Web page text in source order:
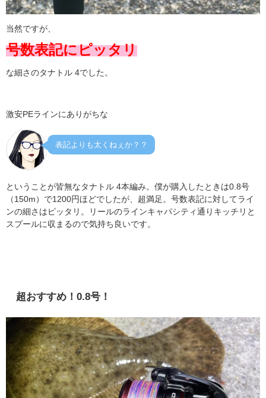
当然ですが、
号数表記にピッタリ
な細さのタナトル 4でした。
激安PEラインにありがちな
表記よりも太くねぇか？？
ということが皆無なタナトル 4本編み。僕が購入したときは0.8号
（150m）で1200円ほどでしたが、超満足。 号数表記に対してライ
ンの細さはピッタリ。リールのラインキャパシティ通りキッチリと
スプールに収まるので気持ち良いです。
超おすすめ！0.8号！